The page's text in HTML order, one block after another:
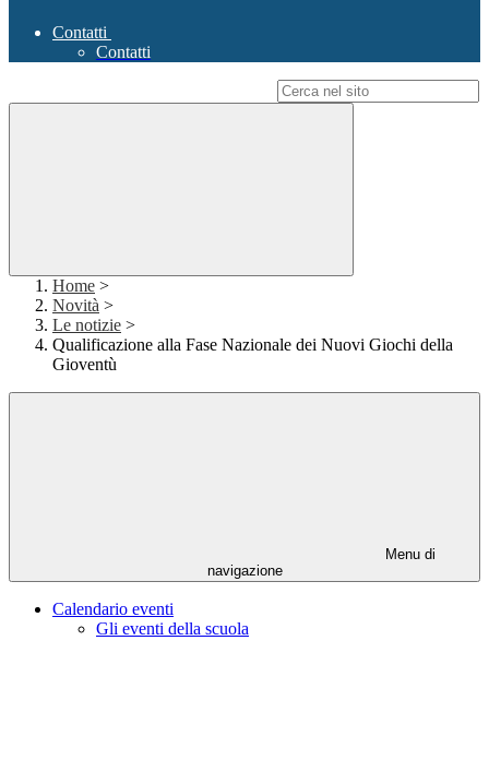
Contatti
Contatti
Home >
Novità >
Le notizie >
Qualificazione alla Fase Nazionale dei Nuovi Giochi della
Gioventù
Menu di
navigazione
Calendario eventi
Gli eventi della scuola